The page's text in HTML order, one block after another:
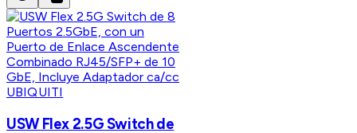
UBIQUITI
USW Flex 2.5G Switch de